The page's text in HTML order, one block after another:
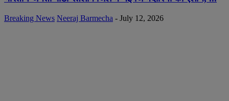
Breaking News Neeraj Barmecha - July 12, 2026